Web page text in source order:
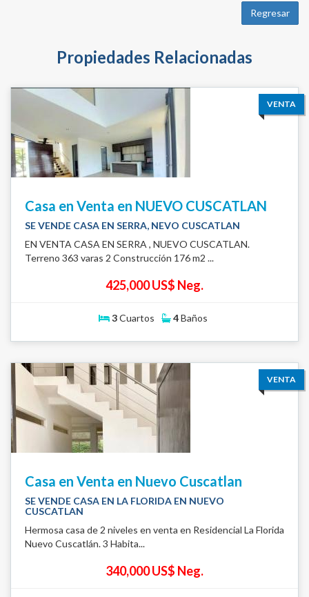
Regresar
Propiedades Relacionadas
VENTA
Casa en Venta en NUEVO CUSCATLAN
SE VENDE CASA EN SERRA, NEVO CUSCATLAN
EN VENTA CASA EN SERRA , NUEVO CUSCATLAN.
Terreno 363 varas 2 Construcción 176 m2 ...
425,000 US$ Neg.
3Cuartos 4Baños
VENTA
Casa en Venta en Nuevo Cuscatlan
SE VENDE CASA EN LA FLORIDA EN NUEVO
CUSCATLAN
Hermosa casa de 2 niveles en venta en Residencial La Florida
Nuevo Cuscatlán. 3 Habita...
340,000 US$ Neg.